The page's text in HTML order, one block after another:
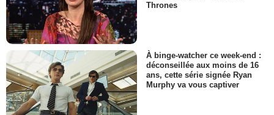
Thrones
À binge-watcher ce week-end :
déconseillée aux moins de 16
ans, cette série signée Ryan
Murphy va vous captiver